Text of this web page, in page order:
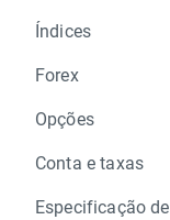
Índices
Forex
Opções
Conta e taxas
Especificação de